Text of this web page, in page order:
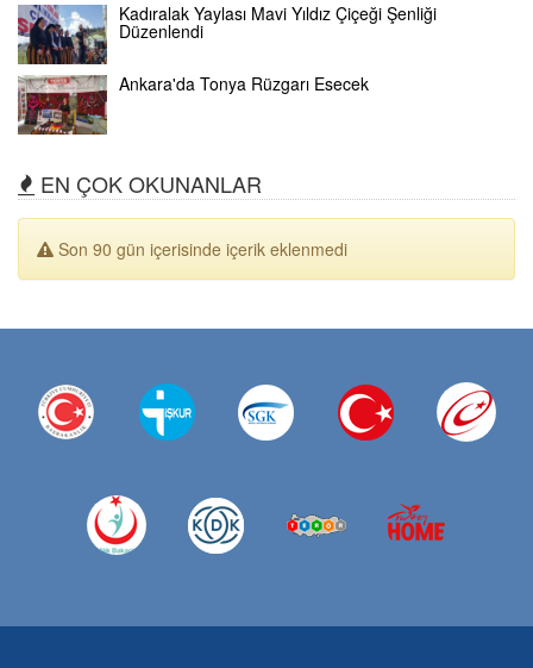
Kadıralak Yaylası Mavi Yıldız Çiçeği Şenliği
Düzenlendi
Ankara'da Tonya Rüzgarı Esecek
EN ÇOK OKUNANLAR
Son 90 gün içerisinde içerik eklenmedi